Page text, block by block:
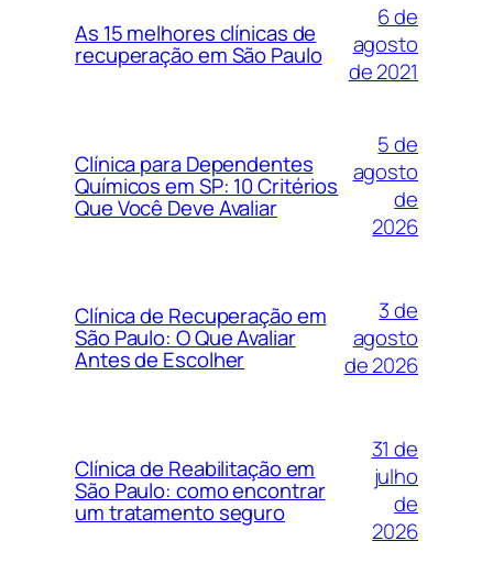
As 15 melhores clínicas de
recuperação em São Paulo
6 de
agosto
de 2021
Clínica para Dependentes
Químicos em SP: 10 Critérios
Que Você Deve Avaliar
5 de
agosto
de
2026
Clínica de Recuperação em
São Paulo: O Que Avaliar
Antes de Escolher
3 de
agosto
de 2026
Clínica de Reabilitação em
São Paulo: como encontrar
um tratamento seguro
31 de
julho
de
2026